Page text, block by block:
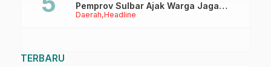
Daerah Headline
Pemprov Sulbar Ajak Warga Jaga
Ruang Digital
TERBARU